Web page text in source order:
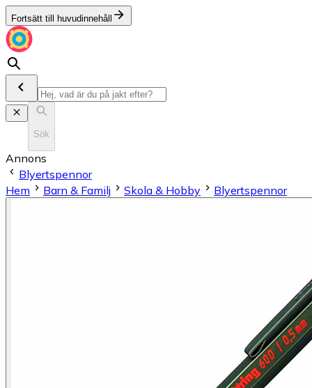
Fortsätt till huvudinnehåll
Sök
Annons
Blyertspennor
Hem
Barn & Familj Skola & Hobby Blyertspennor